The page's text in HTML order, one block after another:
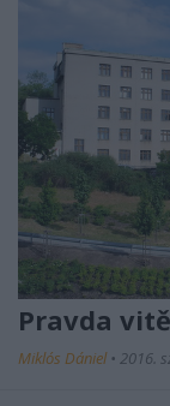
Pravda
Miklós Dániel • 2016.